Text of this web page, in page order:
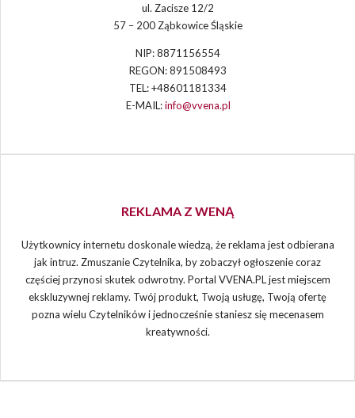
ul. Zacisze 12/2
57 – 200 Ząbkowice Śląskie
NIP: 8871156554
REGON: 891508493
TEL: +48601181334
E-MAIL:info@vvena.pl
REKLAMA Z WENĄ
Użytkownicy internetu doskonale wiedzą, że reklama jest odbierana
jak intruz. Zmuszanie Czytelnika, by zobaczył ogłoszenie coraz
częściej przynosi skutek odwrotny. Portal VVENA.PL jest miejscem
ekskluzywnej reklamy. Twój produkt, Twoją usługę, Twoją ofertę
pozna wielu Czytelników i jednocześnie staniesz się mecenasem
kreatywności.